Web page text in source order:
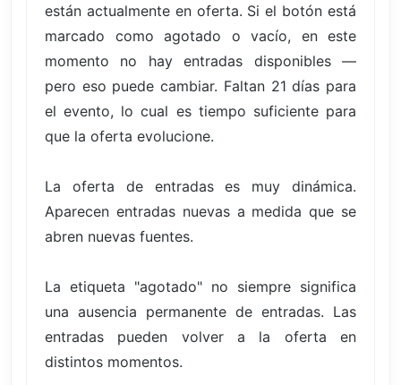
están actualmente en oferta. Si el botón está
marcado como agotado o vacío, en este
momento no hay entradas disponibles —
pero eso puede cambiar. Faltan 21 días para
el evento, lo cual es tiempo suficiente para
que la oferta evolucione.
La oferta de entradas es muy dinámica.
Aparecen entradas nuevas a medida que se
abren nuevas fuentes.
La etiqueta "agotado" no siempre significa
una ausencia permanente de entradas. Las
entradas pueden volver a la oferta en
distintos momentos.